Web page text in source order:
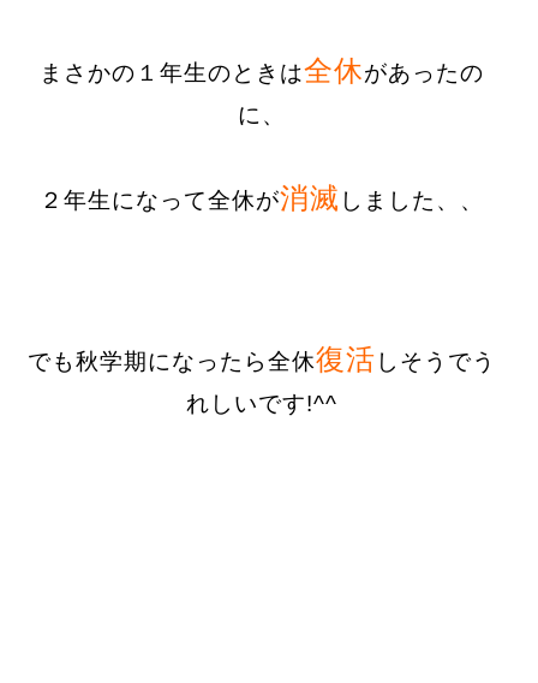
まさかの１年生のときは全休があったの
に、
２年生になって全休が消滅 しました、、
でも秋学期になったら全休復活 しそうでう
れしいです!^^